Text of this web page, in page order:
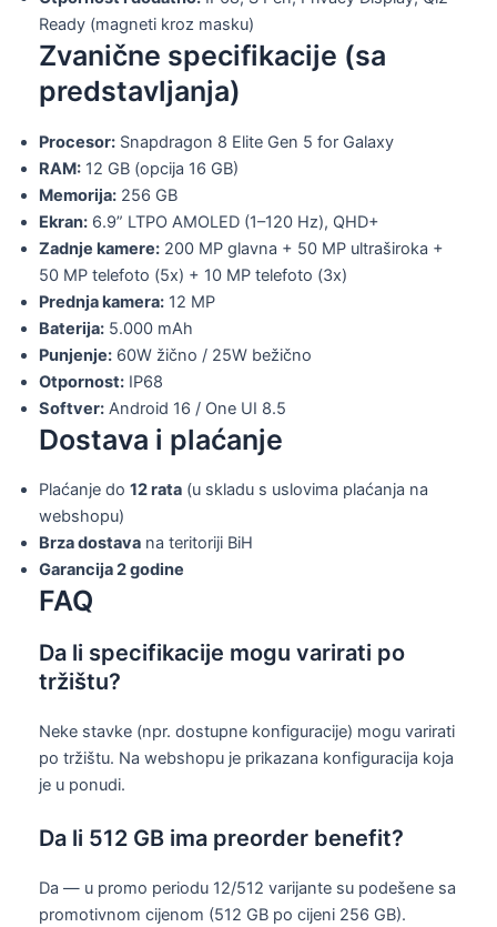
Ready (magneti kroz masku)
Zvanične specifikacije (sa
predstavljanja)
Procesor: Snapdragon 8 Elite Gen 5 for Galaxy
RAM: 12 GB (opcija 16 GB)
Memorija: 256 GB
Ekran: 6.9” LTPO AMOLED (1–120 Hz), QHD+
Zadnje kamere: 200 MP glavna + 50 MP ultraširoka +
50 MP telefoto (5x) + 10 MP telefoto (3x)
Prednja kamera: 12 MP
Baterija: 5.000 mAh
Punjenje: 60W žično / 25W bežično
Otpornost: IP68
Softver: Android 16 / One UI 8.5
Dostava i plaćanje
Plaćanje do 12 rata (u skladu s uslovima plaćanja na
webshopu)
Brza dostava na teritoriji BiH
Garancija 2 godine
FAQ
Da li specifikacije mogu varirati po
tržištu?
Neke stavke (npr. dostupne konfiguracije) mogu varirati
po tržištu. Na webshopu je prikazana konfiguracija koja
je u ponudi.
Da li 512 GB ima preorder benefit?
Da — u promo periodu 12/512 varijante su podešene sa
promotivnom cijenom (512 GB po cijeni 256 GB).